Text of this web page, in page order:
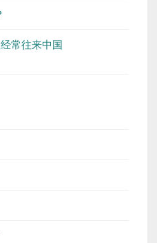
常往来中国